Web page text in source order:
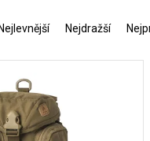
Nejlevnější Nejdražší